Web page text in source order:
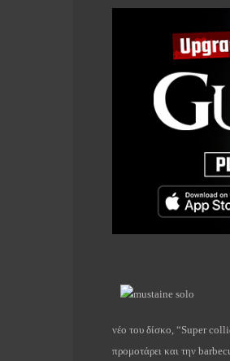
νέο του δίσκο, “Super
προμοτάρει και την